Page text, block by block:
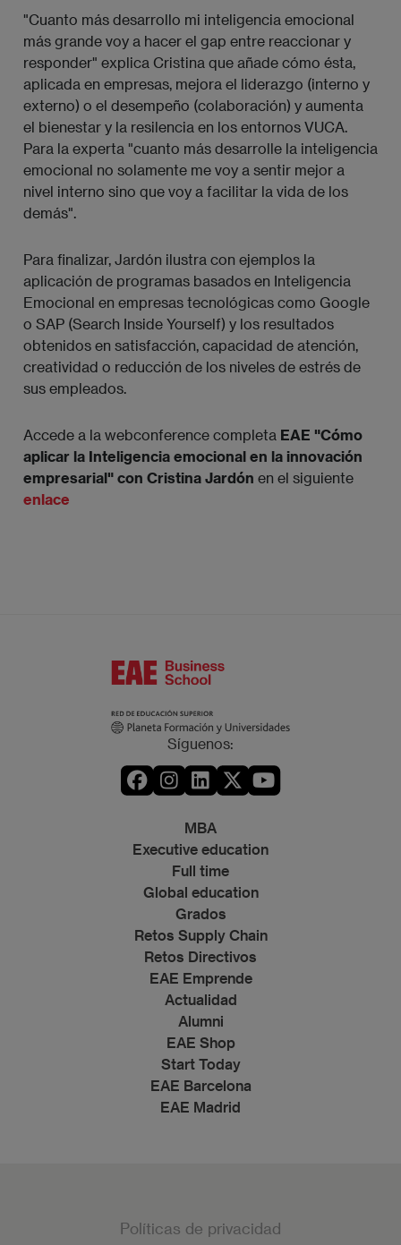
"Cuanto más desarrollo mi inteligencia emocional
más grande voy a hacer el gap entre reaccionar y
responder" explica Cristina que añade cómo ésta,
aplicada en empresas, mejora el liderazgo (interno y
externo) o el desempeño (colaboración) y aumenta
el bienestar y la resilencia en los entornos VUCA.
Para la experta "cuanto más desarrolle la inteligencia
emocional no solamente me voy a sentir mejor a
nivel interno sino que voy a facilitar la vida de los
demás".
Para finalizar, Jardón ilustra con ejemplos la
aplicación de programas basados en Inteligencia
Emocional en empresas tecnológicas como Google
o SAP (Search Inside Yourself) y los resultados
obtenidos en satisfacción, capacidad de atención,
creatividad o reducción de los niveles de estrés de
sus empleados.
Accede a la webconference completa EAE "Cómo
aplicar la Inteligencia emocional en la innovación
empresarial" con Cristina Jardón en el siguiente
enlace
Síguenos:
MBA
Executive education
Full time
Global education
Grados
Retos Supply Chain
Retos Directivos
EAE Emprende
Actualidad
Alumni
EAE Shop
Start Today
EAE Barcelona
EAE Madrid
Políticas de privacidad